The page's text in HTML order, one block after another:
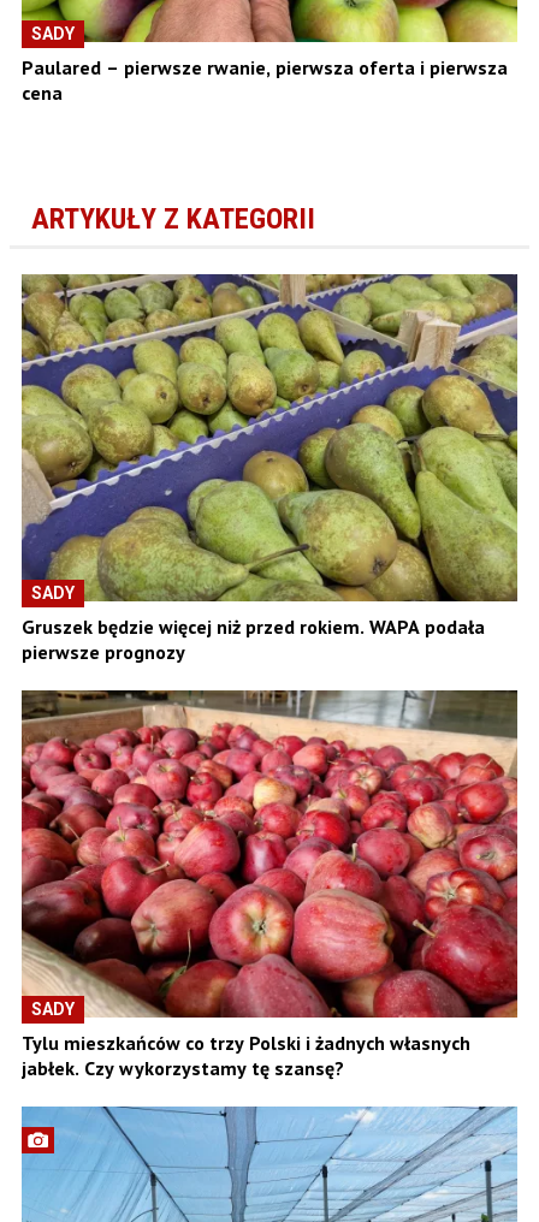
SADY
Paulared – pierwsze rwanie, pierwsza oferta i pierwsza
cena
ARTYKUŁY Z KATEGORII
SADY
Gruszek będzie więcej niż przed rokiem. WAPA podała
pierwsze prognozy
SADY
Tylu mieszkańców co trzy Polski i żadnych własnych
jabłek. Czy wykorzystamy tę szansę?